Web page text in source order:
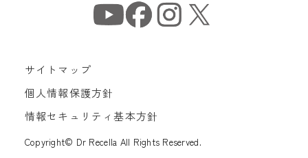
サイトマップ
個人情報保護方針
情報セキュリティ基本方針
Copyright© Dr Recella All Rights Reserved.